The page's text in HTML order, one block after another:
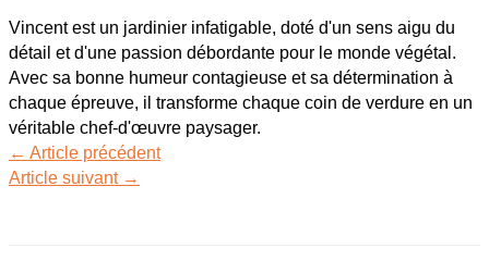
Vincent est un jardinier infatigable, doté d'un sens aigu du
détail et d'une passion débordante pour le monde végétal.
Avec sa bonne humeur contagieuse et sa détermination à
chaque épreuve, il transforme chaque coin de verdure en un
véritable chef-d'œuvre paysager.
← Article précédent
Article suivant →